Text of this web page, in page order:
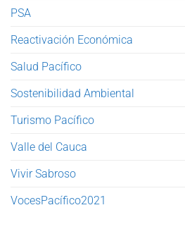
PSA
Reactivación Económica
Salud Pacífico
Sostenibilidad Ambiental
Turismo Pacífico
Valle del Cauca
Vivir Sabroso
VocesPacífico2021